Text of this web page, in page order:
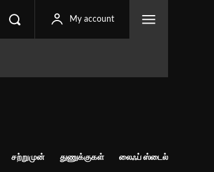
My account
சற்றுமுன் துணுக்குகள் லைஃப் ஸ்டைல்